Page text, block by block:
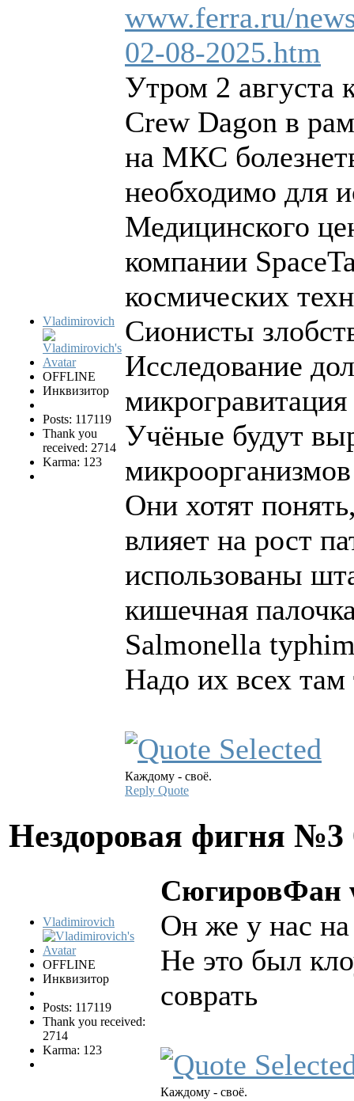
Vladimirovich
OFFLINE
Инквизитор
Posts: 117119
Thank you
received: 2714
Karma: 123
www.ferra.ru/
02-08-2025.htm
Утром 2 августа
Crew Dagon в
на МКС
необходимо для
Медицинского
компании
космических
Сионисты
Исследование
Учёные будут
Они хотят
влияет на рост
использованы
кишечная
Salmonella
Надо их всех там
Каждому - своё.
Reply Quote
Нездоровая фигня №3
Vladimirovich
OFFLINE
Инквизитор
Posts: 117119
Thank you received:
2714
Karma: 123
СюгировФан
Он же у нас
Не это был
соврать
Каждому - своё.